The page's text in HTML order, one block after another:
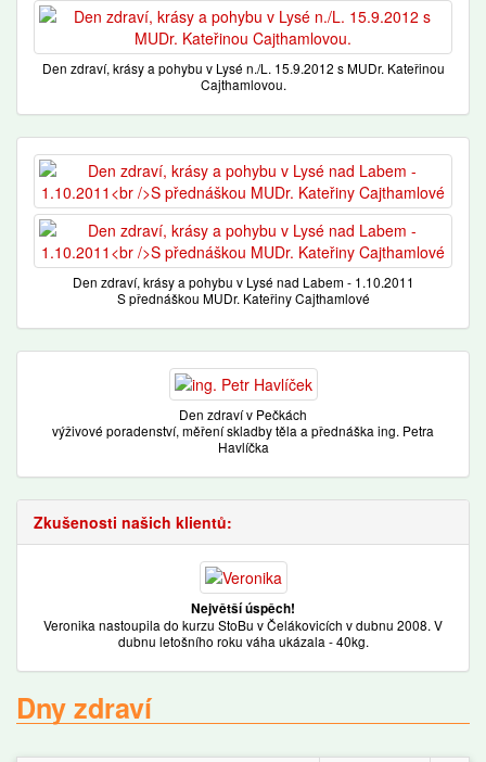
Den zdraví, krásy a pohybu v Lysé n./L. 15.9.2012 s MUDr. Kateřinou
Cajthamlovou.
Den zdraví, krásy a pohybu v Lysé nad Labem - 1.10.2011
S přednáškou MUDr. Kateřiny Cajthamlové
Den zdraví v Pečkách
výživové poradenství, měření skladby těla a přednáška ing. Petra
Havlíčka
Zkušenosti našich klientů:
Největší úspěch!
Veronika nastoupila do kurzu StoBu v Čelákovicích v dubnu 2008. V
dubnu letošního roku váha ukázala - 40kg.
Dny zdraví